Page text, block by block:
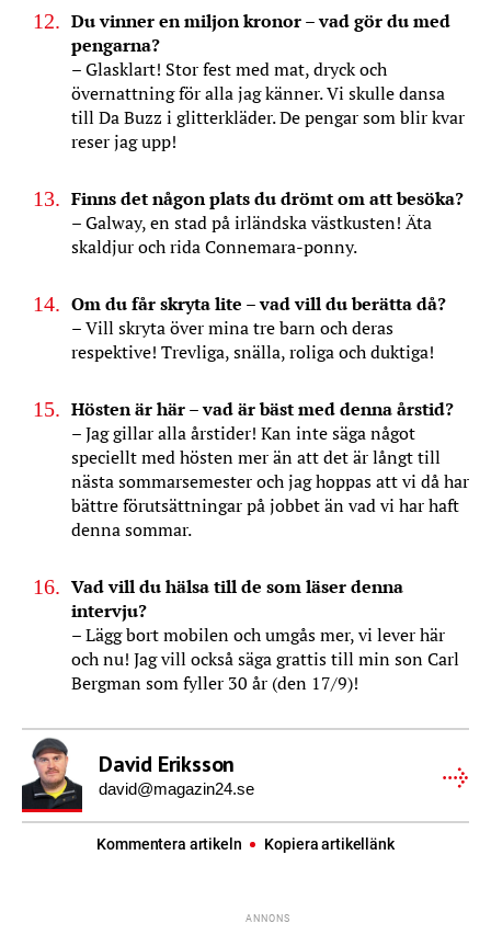
Du vinner en miljon kronor– vad gör du med
pengarna?
– Glasklart! Stor fest med mat, dryck och
övernattning för alla jag känner. Vi skulle dansa
till Da Buzz i glitterkläder. De pengar som blir kvar
reser jag upp!
Finns det någon plats du drömt om att besöka?
– Galway, en stad på irländska västkusten! Äta
skaldjur och rida Connemara-ponny.
Om du får skryta lite – vad vill du berätta då?
–Vill skryta över mina tre barn och deras
respektive! Trevliga, snälla, roliga och duktiga!
Hösten är här – vad är bäst med denna årstid?
– Jag gillar alla årstider! Kan inte säga något
speciellt med hösten mer än att det är långt till
nästa sommarsemester och jag hoppas att vi då har
bättre förutsättningar på jobbet än vad vi har haft
denna sommar.
Vad vill du hälsa till de som läser denna
intervju?
– Lägg bort mobilen och umgås mer, vi lever här
och nu! Jag vill också säga grattis till min son Carl
Bergman som fyller 30 år (den 17/9)!
David Eriksson
david@magazin24.se
Kommentera artikeln Kopiera artikellänk